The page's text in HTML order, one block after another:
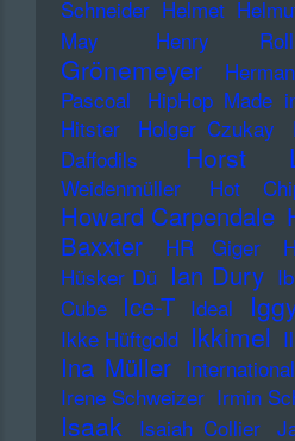
Schneider Helmet
May
Henry
Grönemeyer
Pascoal
HipHop Made
Hitster
Holger Czukay
Daffodils
Horst
Weidenmüller
Hot
Howard Carpendale
Baxxter
HR Giger
Hüsker Dü Ian Dury
Cube
Ice-T Ideal
Ikke Hüftgold Ikkimel
Ina Müller
Irene Schweizer Irmin
Isaak Isaiah Collier